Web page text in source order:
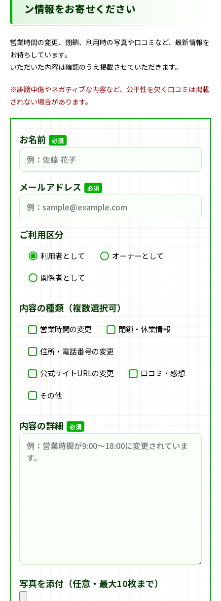
ン情報をお寄せください
営業時間の変更、閉鎖、利用時の写真や口コミなど、最新情報を
お待ちしています。
いただいた内容は確認のうえ掲載させていただきます。
※誹謗中傷やネガティブな内容など、公平性を欠く口コミは掲載
されない場合があります。
お名前 必須
メールアドレス 必須
ご利用区分
利用者として
オーナーとして
関係者として
内容の種類（複数選択可）
営業時間の変更 閉鎖・休業情報
住所・電話番号の変更
公式サイトURLの変更 口コミ・感想
その他
内容の詳細 必須
写真を添付（任意・最大10枚まで）